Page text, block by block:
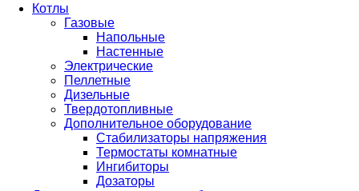
Котлы
Газовые
Напольные
Настенные
Электрические
Пеллетные
Дизельные
Твердотопливные
Дополнительное оборудование
Стабилизаторы напряжения
Термостаты комнатные
Ингибиторы
Дозаторы